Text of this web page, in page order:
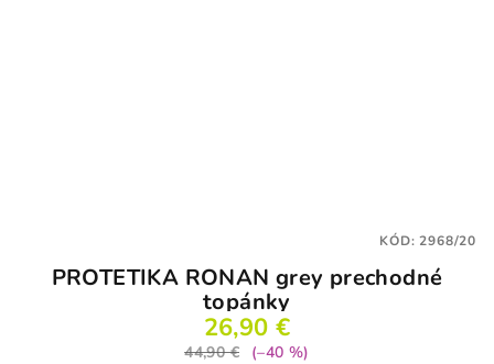
PROTETIKA RONAN grey prechodné
topánky
26,90 €
44,90 €
(–40 %)
KÓD:2968/20